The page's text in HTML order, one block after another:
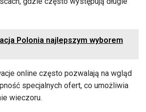
Polonia najlepszym wyborem
online często pozwalają na wgląd
specjalnych ofert, co umożliwia
wieczoru.